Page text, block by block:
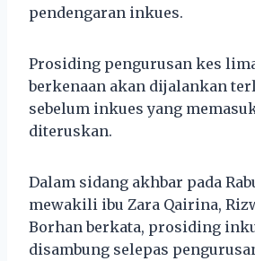
pendengaran inkues.
Prosiding pengurusan kes
berkenaan akan dijalankan
sebelum inkues yang
diteruskan.
Dalam sidang akhbar pada
mewakili ibu Zara Qairina,
Borhan berkata, prosiding
disambung selepas